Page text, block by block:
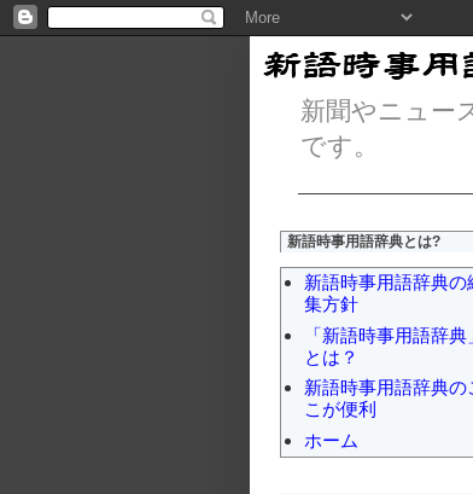
新聞やニュー
です。
新語時事用語辞典とは?
新語時事用語辞典の
集方針
「新語時事用語辞典
とは？
新語時事用語辞典の
こが便利
ホーム